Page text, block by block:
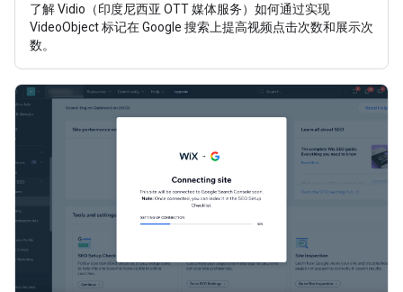
了解 Vidio（印度尼西亚 OTT 媒体服务）如何通过实现
VideoObject 标记在 Google 搜索上提高视频点击次数和展示次
数。